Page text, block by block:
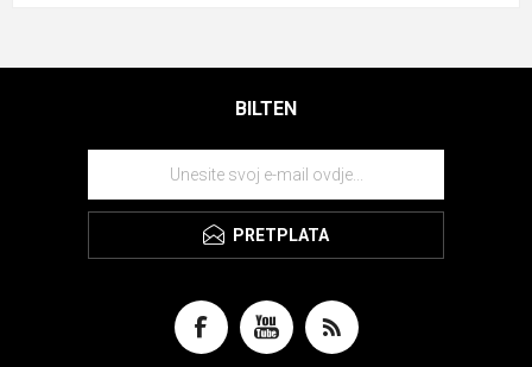
BILTEN
PRETPLATA